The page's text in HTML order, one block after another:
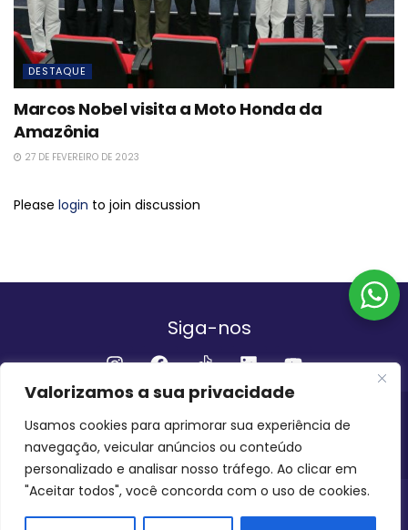
Valorizamos a sua privacidade
Usamos cookies para aprimorar sua experiência de
navegação, veicular anúncios ou conteúdo
personalizado e analisar nosso tráfego. Ao clicar em
"Aceitar todos", você concorda com o uso de cookies.
DESTAQUE
Marcos Nobel visita a Moto Honda da
Amazônia
27 DE FEVEREIRO DE 2023
Please login to join discussion
Siga-nos
Institucional
QUEM SOMOS FALE CONOSCO
INVEST AMAZÔNIA BRASIL
COPYRIGHT 2024 - 2026